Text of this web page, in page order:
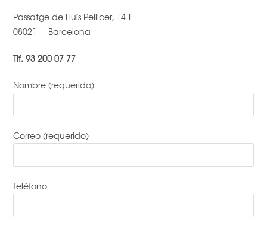
Passatge de Lluís Pellicer, 14-E
08021 – Barcelona
Tlf. 93 200 07 77
Nombre (requerido)
Correo (requerido)
Teléfono